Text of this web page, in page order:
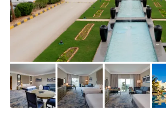
vom Hotelier, April 2019